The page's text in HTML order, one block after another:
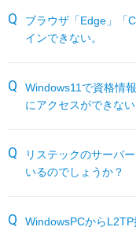
各種オプション
販売終了製品
よくあるお問い合
ブラウザ「Edge」「
インできない。
Windows11で資格情
にアクセスができない
リステックのサーバ
いるのでしょうか？
WindowsPCから